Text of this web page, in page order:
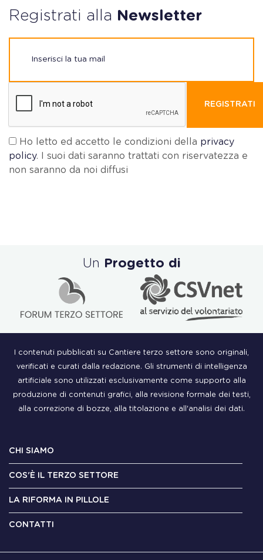
Registrati alla Newsletter
REGISTRATI
Ho letto ed accetto le condizioni della privacy
policy. I suoi dati saranno trattati con riservatezza e
non saranno da noi diffusi
Un Progetto di
I contenuti pubblicati su Cantiere terzo settore sono originali,
verificati e curati dalla redazione. Gli strumenti di intelligenza
artificiale sono utilizzati esclusivamente come supporto alla
produzione di contenuti grafici, alla revisione formale dei testi,
alla correzione di bozze, alla titolazione e all'analisi dei dati.
CHI SIAMO
COS'È IL TERZO SETTORE
LA RIFORMA IN PILLOLE
CONTATTI